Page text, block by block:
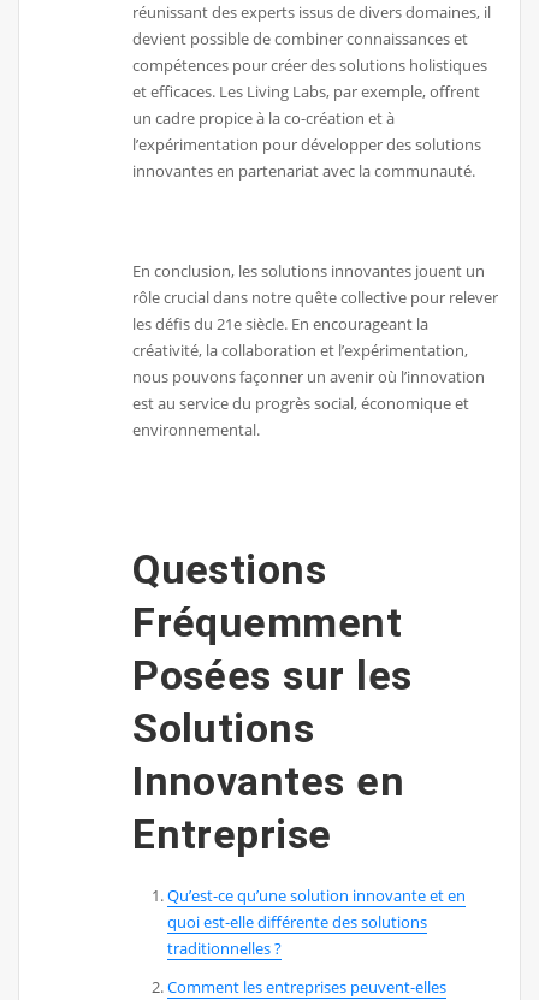
réunissant des experts issus de divers domaines, il
devient possible de combiner connaissances et
compétences pour créer des solutions holistiques
et efficaces. Les Living Labs, par exemple, offrent
un cadre propice à la co-création et à
l’expérimentation pour développer des solutions
innovantes en partenariat avec la communauté.
En conclusion, les solutions innovantes jouent un
rôle crucial dans notre quête collective pour relever
les défis du 21e siècle. En encourageant la
créativité, la collaboration et l’expérimentation,
nous pouvons façonner un avenir où l’innovation
est au service du progrès social, économique et
environnemental.
Questions
Fréquemment
Posées sur les
Solutions
Innovantes en
Entreprise
Qu’est-ce qu’une solution innovante et en
quoi est-elle différente des solutions
traditionnelles ?
Comment les entreprises peuvent-elles